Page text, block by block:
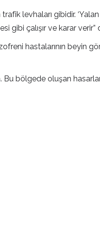
levhaları gibidir.
gibi çalışır ve karar verir”
hastalarının beyin
Bu bölgede oluşan